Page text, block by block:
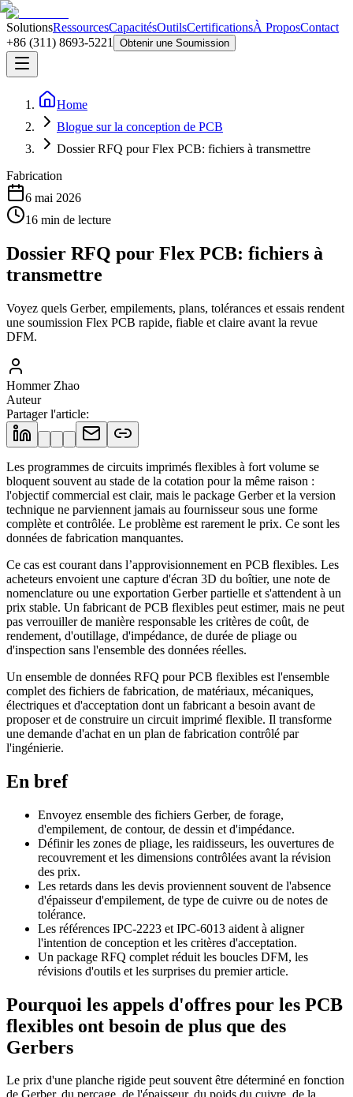
SolutionsRessourcesCapacitésOutilsCertificationsÀ ProposContact
+86 (311) 8693-5221
Obtenir une Soumission
Home
Blogue sur la conception de PCB
Dossier RFQ pour Flex PCB: fichiers à transmettre
Fabrication
6 mai 2026
16 min de lecture
Dossier RFQ pour Flex PCB: fichiers à
transmettre
Voyez quels Gerber, empilements, plans, tolérances et essais rendent
une soumission Flex PCB rapide, fiable et claire avant la revue
DFM.
Hommer Zhao
Auteur
Partager l'article:
Les programmes de circuits imprimés flexibles à fort volume se
bloquent souvent au stade de la cotation pour la même raison :
l'objectif commercial est clair, mais le package Gerber et la version
technique ne parviennent jamais au fournisseur sous une forme
complète et contrôlée. Le problème est rarement le prix. Ce sont les
données de fabrication manquantes.
Ce cas est courant dans l’approvisionnement en PCB flexibles. Les
acheteurs envoient une capture d'écran 3D du boîtier, une note de
nomenclature ou une exportation Gerber partielle et s'attendent à un
prix stable. Un fabricant de PCB flexibles peut estimer, mais ne peut
pas verrouiller de manière responsable les critères de coût, de
rendement, d'outillage, d'impédance, de durée de pliage ou
d'inspection sans l'ensemble des données réelles.
Un ensemble de données RFQ pour PCB flexibles est l'ensemble
complet des fichiers de fabrication, de matériaux, mécaniques,
électriques et d'acceptation dont un fabricant a besoin avant de
proposer et de construire un circuit imprimé flexible. Il transforme
une demande d'achat en un plan de fabrication contrôlé par
l'ingénierie.
En bref
Envoyez ensemble des fichiers Gerber, de forage,
d'empilement, de contour, de dessin et d'impédance.
Définir les zones de pliage, les raidisseurs, les ouvertures de
recouvrement et les dimensions contrôlées avant la révision
des prix.
Les retards dans les devis proviennent souvent de l'absence
d'épaisseur d'empilement, de type de cuivre ou de notes de
tolérance.
Les références IPC-2223 et IPC-6013 aident à aligner
l'intention de conception et les critères d'acceptation.
Un package RFQ complet réduit les boucles DFM, les
révisions d'outils et les surprises du premier article.
Pourquoi les appels d'offres pour les PCB
flexibles ont besoin de plus que des
Gerbers
Le prix d'une planche rigide peut souvent être déterminé en fonction